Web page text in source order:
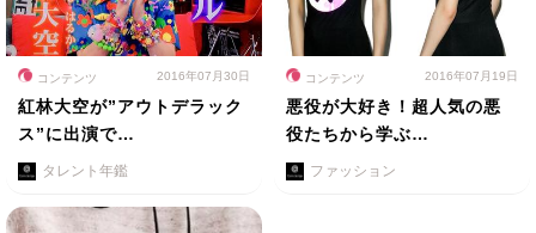
コンテンツ 2016年07月30日
紅林大空が”アウトデラック
ス”に出演で…
タレント年鑑
コンテンツ 2016年07月19日
悪役が大好き！超人気の悪
役たちから学ぶ…
ファッション